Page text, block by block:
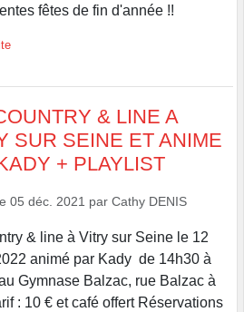
fêtes de fin d'année !!
& LINE A
SUR SEINE ET ANIME
+ PLAYLIST
05 déc. 2021 par Cathy DENIS
& line à Vitry sur Seine le 12
animé par Kady de 14h30 à
Gymnase Balzac, rue Balzac à
: 10 € et café offert Réservations